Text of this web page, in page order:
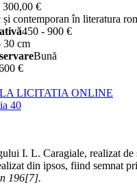
300,00 €
și contemporan în literatura
450 - 900 €
30 cm
Bună
€
LICITATIA ONLINE
40
I. L. Caragiale, realizat
din ipsos, fiind semnat
196[7].